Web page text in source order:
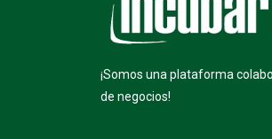
¡Somos una plataforma
de negocios!